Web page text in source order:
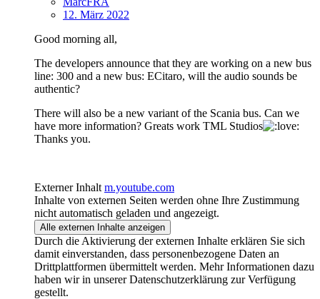
12. März 2022
Good morning all,
The developers announce that they are working on a new bus
line: 300 and a new bus: ECitaro, will the audio sounds be
authentic?
There will also be a new variant of the Scania bus. Can we
have more information? Greats work TML Studios
Thanks you.
Externer Inhalt m.youtube.com
Inhalte von externen Seiten werden ohne Ihre Zustimmung
nicht automatisch geladen und angezeigt.
Alle externen Inhalte anzeigen
Durch die Aktivierung der externen Inhalte erklären Sie sich
damit einverstanden, dass personenbezogene Daten an
Drittplattformen übermittelt werden. Mehr Informationen dazu
haben wir in unserer Datenschutzerklärung zur Verfügung
gestellt.